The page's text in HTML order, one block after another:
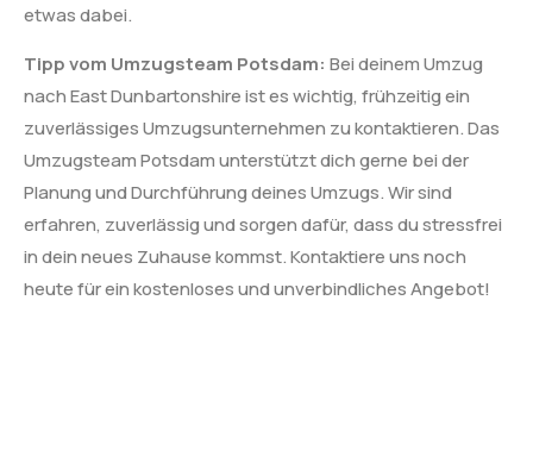
etwas dabei.
Tipp vom Umzugsteam Potsdam: Bei deinem Umzug
nach East Dunbartonshire ist es wichtig, frühzeitig ein
zuverlässiges Umzugsunternehmen zu kontaktieren. Das
Umzugsteam Potsdam unterstützt dich gerne bei der
Planung und Durchführung deines Umzugs. Wir sind
erfahren, zuverlässig und sorgen dafür, dass du stressfrei
in dein neues Zuhause kommst. Kontaktiere uns noch
heute für ein kostenloses und unverbindliches Angebot!